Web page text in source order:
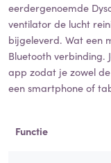
eerdergenoemde
ventilator de lucht
bijgeleverd. Wat een
Bluetooth verbinding.
app zodat je zowel
een smartphone of
Functie